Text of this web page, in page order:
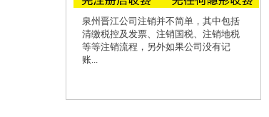
泉州晋江公司注销并不简单，其中包括
清缴税控及发票、注销国税、注销地税
等等注销流程，另外如果公司没有记
账...